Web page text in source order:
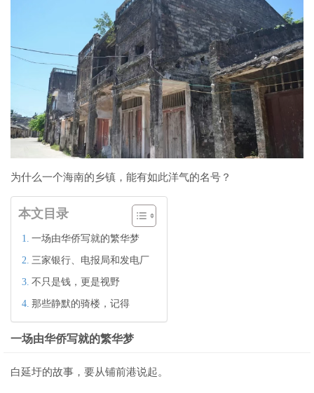
为什么一个海南的乡镇，能有如此洋气的名号？
本文目录
一场由华侨写就的繁华梦
三家银行、电报局和发电厂
不只是钱，更是视野
那些静默的骑楼，记得
一场由华侨写就的繁华梦
白延圩的故事，要从铺前港说起。